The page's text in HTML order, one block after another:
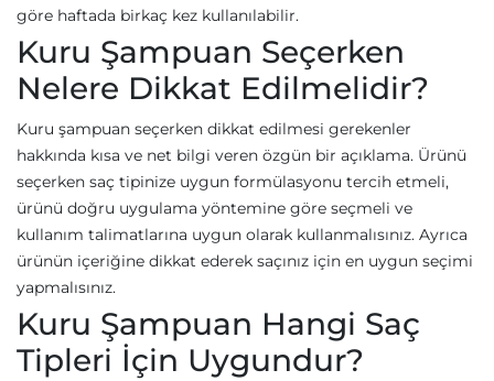
göre haftada birkaç kez kullanılabilir.
Kuru Şampuan Seçerken
Nelere Dikkat Edilmelidir?
Kuru şampuan seçerken dikkat edilmesi gerekenler
hakkında kısa ve net bilgi veren özgün bir açıklama. Ürünü
seçerken saç tipinize uygun formülasyonu tercih etmeli,
ürünü doğru uygulama yöntemine göre seçmeli ve
kullanım talimatlarına uygun olarak kullanmalısınız. Ayrıca
ürünün içeriğine dikkat ederek saçınız için en uygun seçimi
yapmalısınız.
Kuru Şampuan Hangi Saç
Tipleri İçin Uygundur?